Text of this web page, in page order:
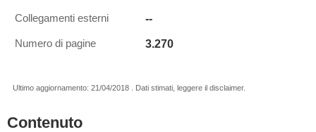
Collegamenti esterni --
Numero di pagine 3.270
Ultimo aggiornamento: 21/04/2018 . Dati stimati, leggere il disclaimer.
Contenuto